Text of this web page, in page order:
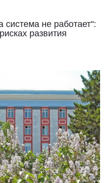
система не работает":
развития